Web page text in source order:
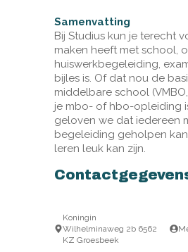
Samenvatting
Bij Studius kun je terecht
maken heeft met school,
huiswerkbegeleiding,
bijles is. Of dat nou de
middelbare school
je mbo- of hbo-opleiding
geloven we dat iedereen
begeleiding geholpen
leren leuk kan zijn.
Koningin
Wilhelminaweg 2b 6562
KZ Groesbeek